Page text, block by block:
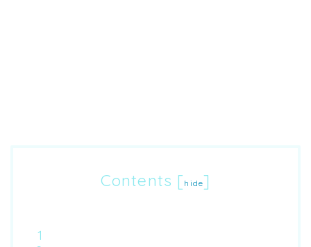
Contents [ hide]